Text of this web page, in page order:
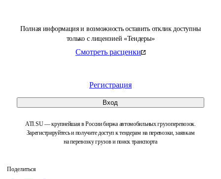
Полная информация и возможность оставить отклик доступны
только с лицензией «Тендеры»
Смотреть расценки
Регистрация
Вход
ATI.SU — крупнейшая в России биржа автомобильных грузоперевозок.
Зарегистрируйтесь и получите доступ к тендерам на перевозки, заявкам
на перевозку грузов и поиск транспорта
Поделиться